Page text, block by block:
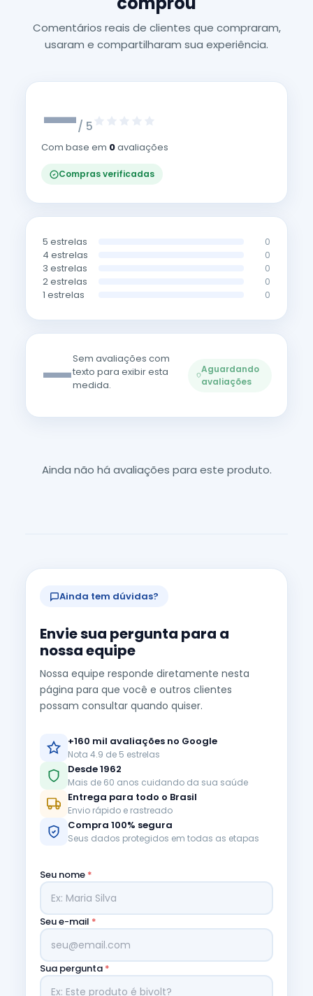
Comentários reais de clientes que compraram,
usaram e compartilharam sua experiência.
—/ 5
Com base em 0avaliações
Compras verificadas
5 estrelas 0
4 estrelas 0
3 estrelas 0
2 estrelas 0
1 estrelas 0
—Sem avaliações com
texto para exibir esta
medida.
Aguardando
avaliações
Ainda não há avaliações para este produto.
Ainda tem dúvidas?
Envie sua pergunta para a
nossa equipe
Nossa equipe responde diretamente nesta
página para que você e outros clientes
possam consultar quando quiser.
+160 mil avaliações no Google
Nota 4.9 de 5 estrelas
Desde 1962
Mais de 60 anos cuidando da sua saúde
Entrega para todo o Brasil
Envio rápido e rastreado
Compra 100% segura
Seus dados protegidos em todas as etapas
Seu nome *
Seu e-mail *
Sua pergunta *